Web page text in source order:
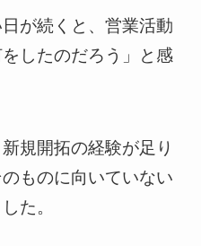
が続くと、営業活動
したのだろう」と感
規開拓の経験が足り
ものに向いていない
た。